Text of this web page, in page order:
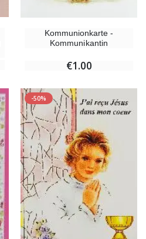
Kommunionkarte -
Kommunikantin
€1.00
-50%